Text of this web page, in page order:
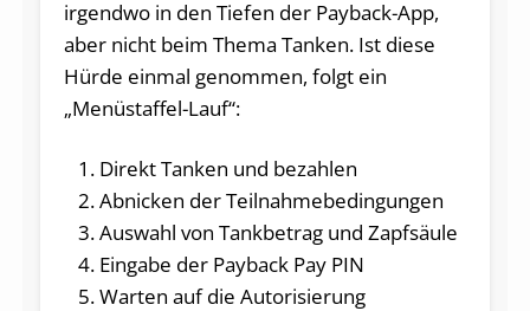
irgendwo in den Tiefen der Payback-App,
aber nicht beim Thema Tanken. Ist diese
Hürde einmal genommen, folgt ein
„Menüstaffel-Lauf“:
Direkt Tanken und bezahlen
Abnicken der Teilnahmebedingungen
Auswahl von Tankbetrag und Zapfsäule
Eingabe der Payback Pay PIN
Warten auf die Autorisierung